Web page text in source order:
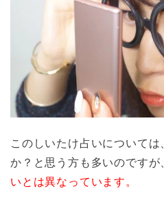
このしいたけ占いについて
か？と思う方も多いのですが
いとは異なっています。